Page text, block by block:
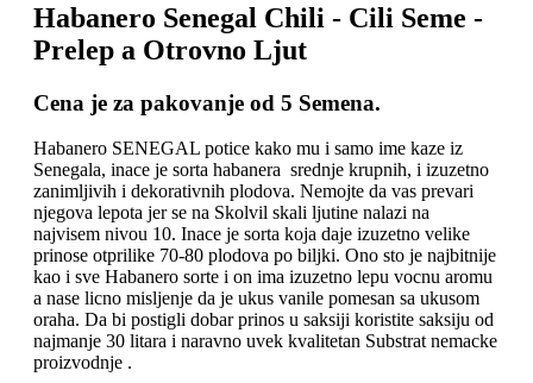
Habanero Senegal Chili - Cili Seme -
Prelep a Otrovno Ljut
Cena je za pakovanje od 5 Semena.
Habanero SENEGAL potice kako mu i samo ime kaze iz
Senegala, inace je sorta habanera srednje krupnih, i izuzetno
zanimljivih i dekorativnih plodova. Nemojte da vas prevari
njegova lepota jer se na Skolvil skali ljutine nalazi na
najvisem nivou 10. Inace je sorta koja daje izuzetno velike
prinose otprilike 70-80 plodova po biljki. Ono sto je najbitnije
kao i sve Habanero sorte i on ima izuzetno lepu vocnu aromu
a nase licno misljenje da je ukus vanile pomesan sa ukusom
oraha. Da bi postigli dobar prinos u saksiji koristite saksiju od
najmanje 30 litara i naravno uvek kvalitetan Substrat nemacke
proizvodnje .